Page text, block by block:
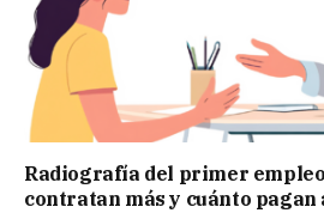
Radiografía del primer
contratan más y cuánto pagan